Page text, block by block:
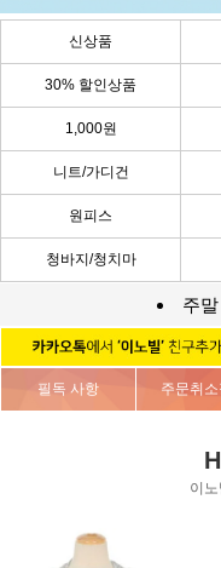
신상품
30% 할인상품
1,000원
니트/가디건
원피스
청바지/청치마
주
필독 사항 주문취소
이